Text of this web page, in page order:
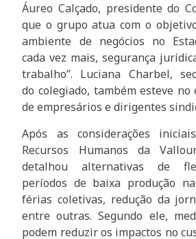
Áureo Calçado, presidente do
que o grupo atua com o
ambiente de negócios no
cada vez mais, segurança
trabalho’’. Luciana Charbel,
do colegiado, também esteve no
de empresários e dirigentes
Após as considerações
Recursos Humanos da
detalhou alternativas de
períodos de baixa produção
férias coletivas, redução da
entre outras. Segundo ele,
podem reduzir os impactos no